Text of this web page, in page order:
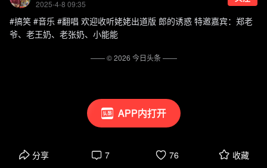
APP内打开
2025-4-8 09:35
#搞笑 #音乐 #翻唱 欢迎收听姥姥出道版 郎的诱惑 特邀嘉宾：郑老
爷、老王奶、老张奶、小能能
分享 7 76 收藏
—— ©2026 今日头条——